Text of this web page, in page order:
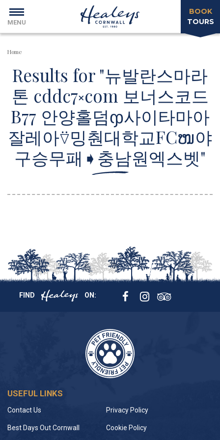
MENU
BOOK
TOURS
Home
Results for "뉴발란스마라
톤 cddc7༝com 보너스코드
B77 안양홀덤ჶ사이타마아
잘레아⍢밍춴대학교FCໜ야
구승무패➧충남원엑스벳"
FIND ON:
USEFUL LINKS
Contact Us
Best Days Out Cornwall
Privacy Policy
Cookie Policy